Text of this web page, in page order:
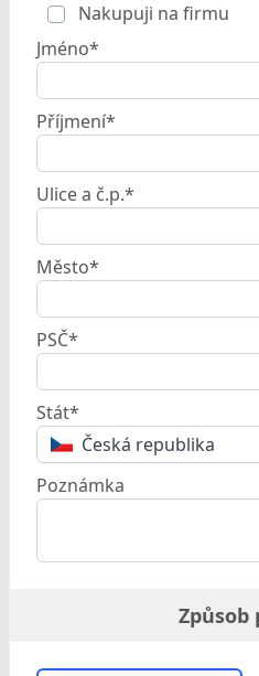
Nakupuji na firmu
Jméno*
Příjmení*
Ulice a č.p.*
Město*
PSČ*
Stát*
Česká republika
Poznámka
Způsob